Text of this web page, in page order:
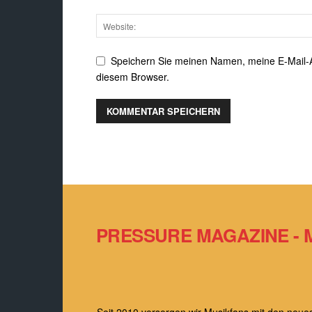
Speichern Sie meinen Namen, meine E-
diesem Browser.
PRESSURE MAGAZINE -